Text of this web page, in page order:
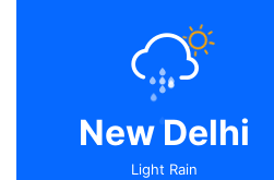
New Delhi
Light Rain